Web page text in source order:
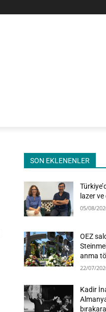
SON EKLENENLER
lazer
05/08/
OEZ
anma
22/07/
Kadir